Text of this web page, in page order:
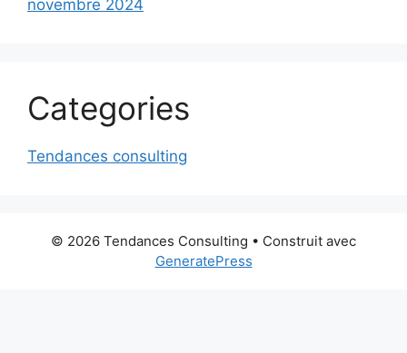
novembre 2024
Categories
Tendances consulting
© 2026 Tendances Consulting • Construit avec
GeneratePress